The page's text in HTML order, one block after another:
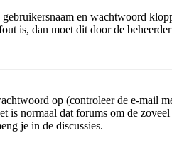
en wachtwoord
is, dan moet dit door de
op (controleer de e-mail
is normaal dat forums om de
je in de discussies.